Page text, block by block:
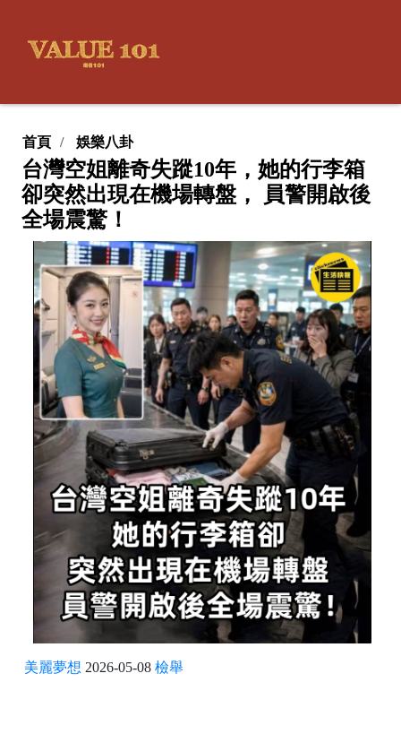
首頁 娛樂八卦
台灣空姐離奇失蹤10年，她的行李箱
卻突然出現在機場轉盤， 員警開啟後
全場震驚！
美麗夢想 2026-05-08 檢舉